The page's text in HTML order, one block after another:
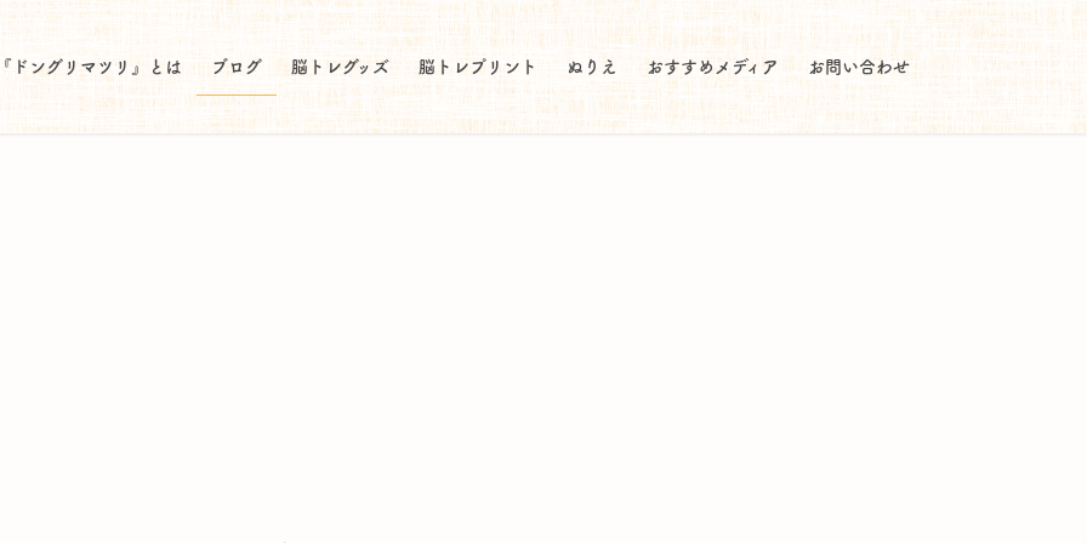
ドングリマツリ』とは ブログ 脳トレグッズ 脳トレプリント ぬりえ おすすめメディア お問い合わせ